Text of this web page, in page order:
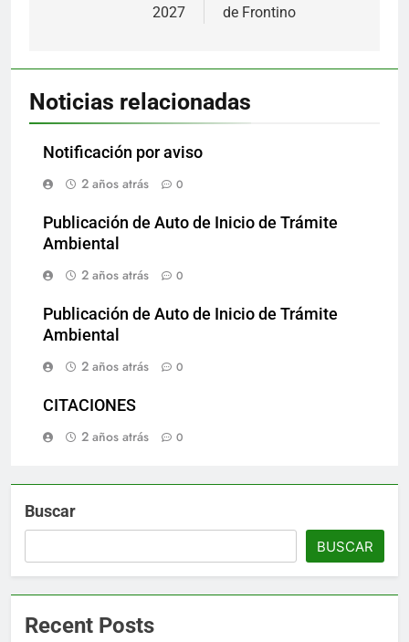
2027
de Frontino
Noticias relacionadas
Notificación por aviso
2 años atrás
0
Publicación de Auto de Inicio de Trámite
Ambiental
2 años atrás
0
Publicación de Auto de Inicio de Trámite
Ambiental
2 años atrás
0
CITACIONES
2 años atrás
0
Buscar
BUSCAR
Recent Posts